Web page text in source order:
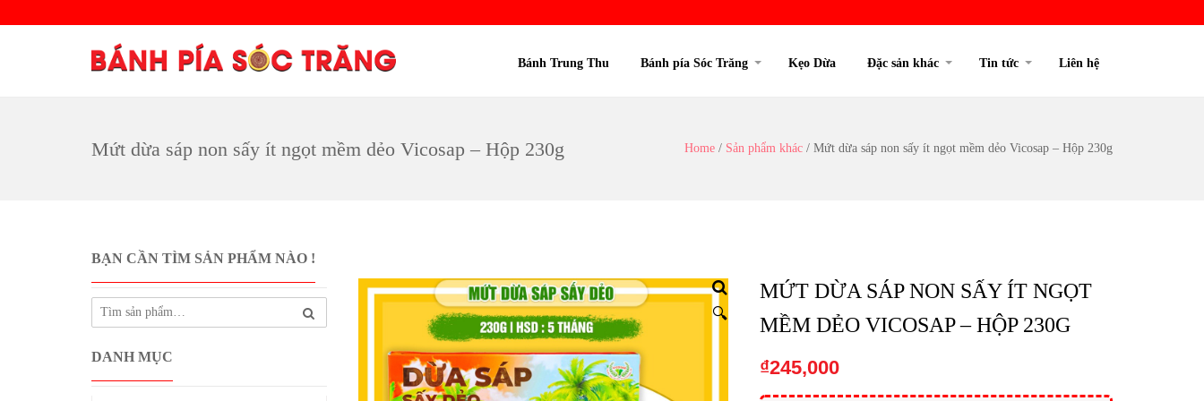
Bánh Trung Thu Bánh pía Sóc Trăng Kẹo Dừa Đặc sản khác Tin tức Liên hệ
Mứt dừa sáp non sấy ít ngọt mềm dẻo Vicosap – Hộp 230g Home / Sản phẩm khác / Mứt dừa sáp non sấy ít ngọt mềm dẻo Vicosap – Hộp 230g
BẠN CẦN TÌM SẢN PHẨM NÀO !
DANH MỤC
🔍
MỨT DỪA SÁP NON SẤY ÍT NGỌT
MỀM DẺO VICOSAP – HỘP 230G
₫245,000